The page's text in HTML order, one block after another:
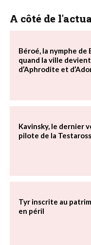
A côté de
Béroé, la nymphe de
quand la ville
d’Aphrodite et
Kavinsky, le dernier
pilote de la
Tyr inscrite au
en péril